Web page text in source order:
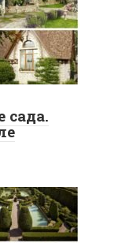
сада.